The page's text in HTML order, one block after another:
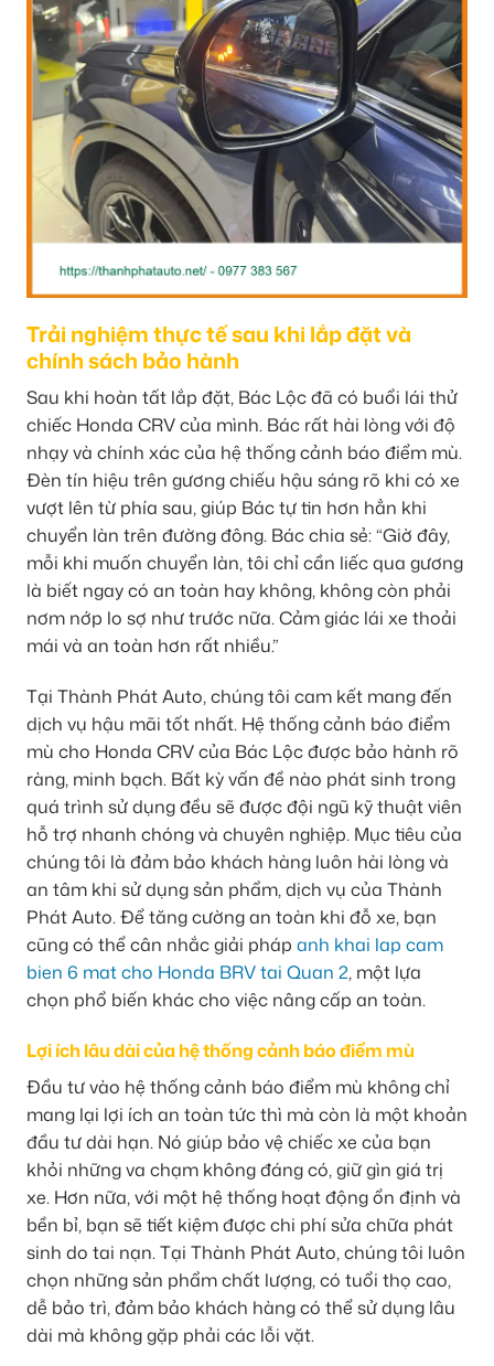
Trải nghiệm thực tế sau khi lắp đặt và
chính sách bảo hành
Sau khi hoàn tất lắp đặt, Bác Lộc đã có buổi lái thử
chiếc Honda CRV của mình. Bác rất hài lòng với độ
nhạy và chính xác của hệ thống cảnh báo điểm mù.
Đèn tín hiệu trên gương chiếu hậu sáng rõ khi có xe
vượt lên từ phía sau, giúp Bác tự tin hơn hẳn khi
chuyển làn trên đường đông. Bác chia sẻ: “Giờ đây,
mỗi khi muốn chuyển làn, tôi chỉ cần liếc qua gương
là biết ngay có an toàn hay không, không còn phải
nơm nớp lo sợ như trước nữa. Cảm giác lái xe thoải
mái và an toàn hơn rất nhiều.”
Tại Thành Phát Auto, chúng tôi cam kết mang đến
dịch vụ hậu mãi tốt nhất. Hệ thống cảnh báo điểm
mù cho Honda CRV của Bác Lộc được bảo hành rõ
ràng, minh bạch. Bất kỳ vấn đề nào phát sinh trong
quá trình sử dụng đều sẽ được đội ngũ kỹ thuật viên
hỗ trợ nhanh chóng và chuyên nghiệp. Mục tiêu của
chúng tôi là đảm bảo khách hàng luôn hài lòng và
an tâm khi sử dụng sản phẩm, dịch vụ của Thành
Phát Auto. Để tăng cường an toàn khi đỗ xe, bạn
cũng có thể cân nhắc giải pháp anh khai lap cam
bien 6 mat cho Honda BRV tai Quan 2, một lựa
chọn phổ biến khác cho việc nâng cấp an toàn.
Lợi ích lâu dài của hệ thống cảnh báo điểm mù
Đầu tư vào hệ thống cảnh báo điểm mù không chỉ
mang lại lợi ích an toàn tức thì mà còn là một khoản
đầu tư dài hạn. Nó giúp bảo vệ chiếc xe của bạn
khỏi những va chạm không đáng có, giữ gìn giá trị
xe. Hơn nữa, với một hệ thống hoạt động ổn định và
bền bỉ, bạn sẽ tiết kiệm được chi phí sửa chữa phát
sinh do tai nạn. Tại Thành Phát Auto, chúng tôi luôn
chọn những sản phẩm chất lượng, có tuổi thọ cao,
dễ bảo trì, đảm bảo khách hàng có thể sử dụng lâu
dài mà không gặp phải các lỗi vặt.